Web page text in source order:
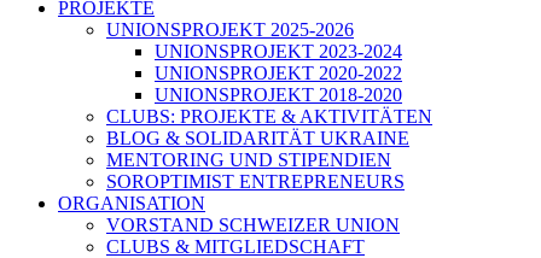
PROJEKTE
UNIONSPROJEKT 2025-2026
UNIONSPROJEKT 2023-2024
UNIONSPROJEKT 2020-2022
UNIONSPROJEKT 2018-2020
CLUBS: PROJEKTE & AKTIVITÄTEN
BLOG & SOLIDARITÄT UKRAINE
MENTORING UND STIPENDIEN
SOROPTIMIST ENTREPRENEURS
ORGANISATION
VORSTAND SCHWEIZER UNION
CLUBS & MITGLIEDSCHAFT